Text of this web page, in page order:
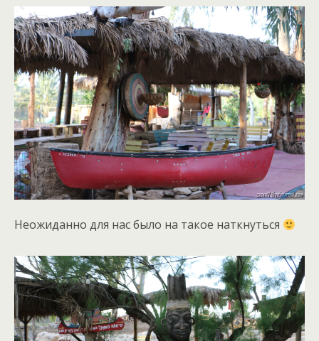
Неожиданно для нас было на такое наткнуться